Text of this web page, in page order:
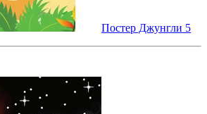
Постер Джунгли 5